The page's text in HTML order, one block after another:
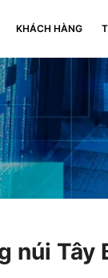
KHÁCH HÀNG
núi Tây